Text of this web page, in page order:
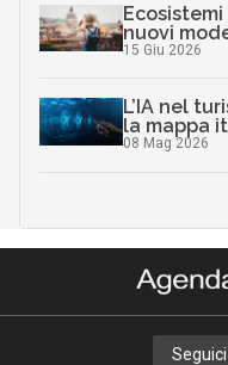
nuovi
15 Giu 2026
L’IA nel
la mappa
08 Mag 2026
Seguici